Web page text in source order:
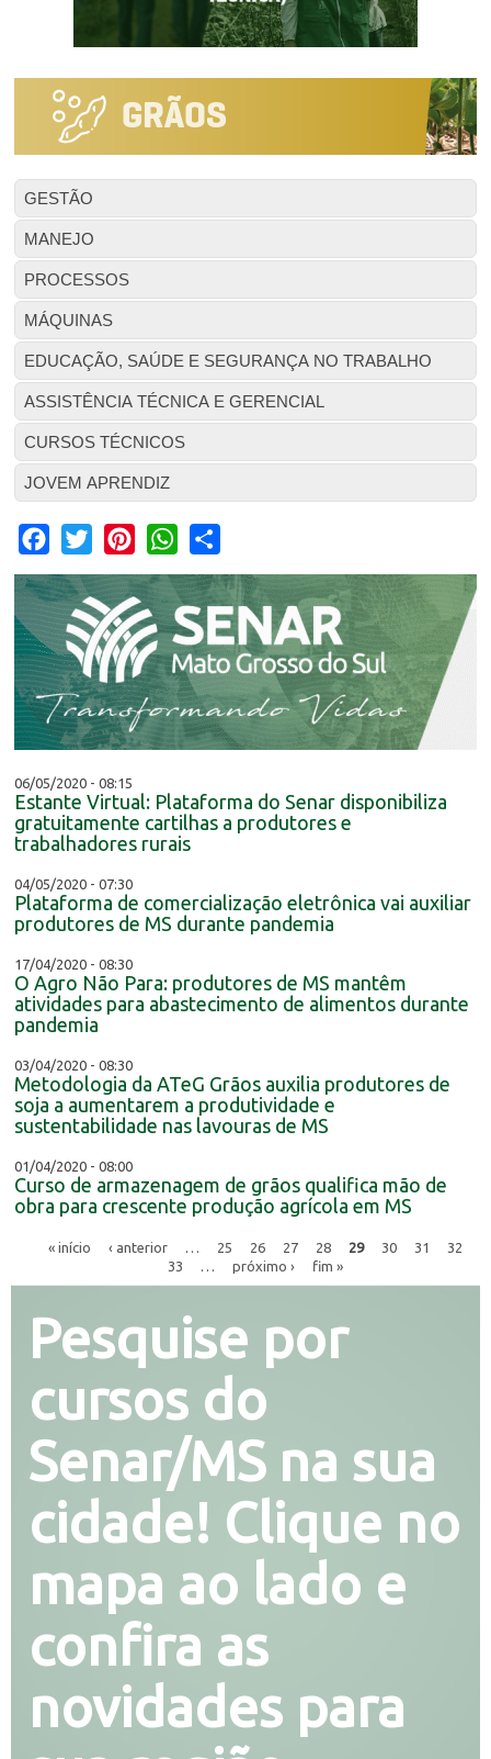
GESTÃO
MANEJO
PROCESSOS
MÁQUINAS
EDUCAÇÃO, SAÚDE E SEGURANÇA NO TRABALHO
ASSISTÊNCIA TÉCNICA E GERENCIAL
CURSOS TÉCNICOS
JOVEM APRENDIZ
Facebook
Twitter PinterestWhatsApp
06/05/2020 - 08:15
Estante Virtual: Plataforma do Senar disponibiliza
gratuitamente cartilhas a produtores e
trabalhadores rurais
04/05/2020 - 07:30
Plataforma de comercialização eletrônica vai auxiliar
produtores de MS durante pandemia
17/04/2020 - 08:30
O Agro Não Para: produtores de MS mantêm
atividades para abastecimento de alimentos durante
pandemia
03/04/2020 - 08:30
Metodologia da ATeG Grãos auxilia produtores de
soja a aumentarem a produtividade e
sustentabilidade nas lavouras de MS
01/04/2020 - 08:00
Curso de armazenagem de grãos qualifica mão de
obra para crescente produção agrícola em MS
« início ‹ anterior 25 26 27 28 29 30 31
32
33
próximo › fim »
Pesquise por
cursos do
Senar/MS na sua
cidade! Clique no
mapa ao lado e
confira as
novidades para